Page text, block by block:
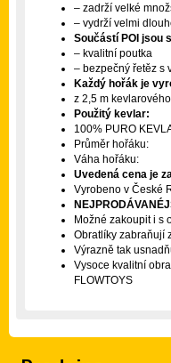
– zadrží velké
– vydrží velmi
Součástí POI jsou
– kvalitní poutka
– bezpečný řetěz s
Každý hořák je
z 2,5 m
Použitý kevlar:
100% PURO
Průměr hořáku:
Váha hořáku:
Uvedená cena je
Vyrobeno v České
Možné zakoupit i s
Obratlíky zabraňují
Výrazně tak
Vysoce kvalitní
FLOWTOYS